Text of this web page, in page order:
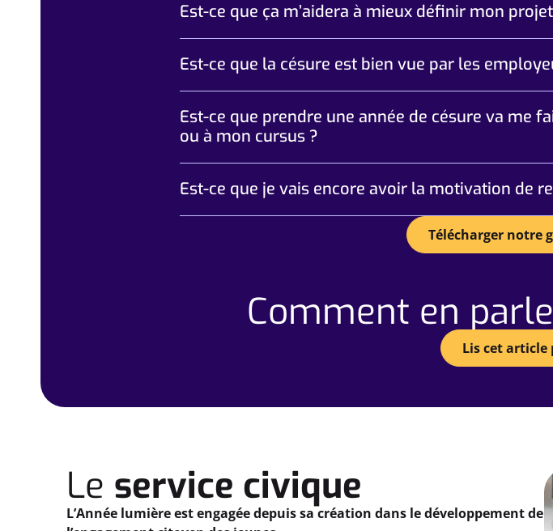
Est-ce que ça m’aidera à mieux définir mon
Est-ce que la césure est bien vue par les
Est-ce que prendre une année de césure va me
ou à mon cursus ?
Est-ce que je vais encore avoir la motivation de
Télécharger notre
Comment en
Lis cet
Le service civique
L’Année lumière est engagée depuis sa création dans le développement de